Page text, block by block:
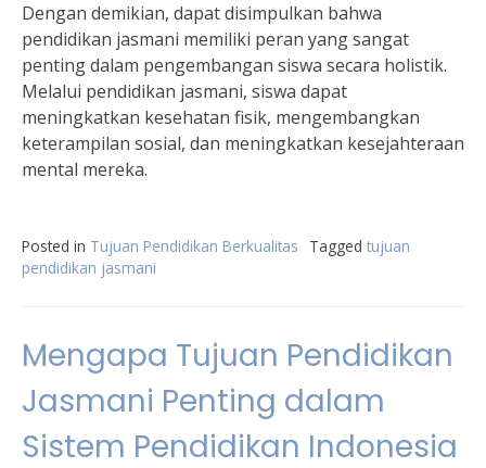
Dengan demikian, dapat disimpulkan bahwa
pendidikan jasmani memiliki peran yang sangat
penting dalam pengembangan siswa secara holistik.
Melalui pendidikan jasmani, siswa dapat
meningkatkan kesehatan fisik, mengembangkan
keterampilan sosial, dan meningkatkan kesejahteraan
mental mereka.
Posted in Tujuan Pendidikan Berkualitas Tagged tujuan
pendidikan jasmani
Mengapa Tujuan Pendidikan
Jasmani Penting dalam
Sistem Pendidikan Indonesia